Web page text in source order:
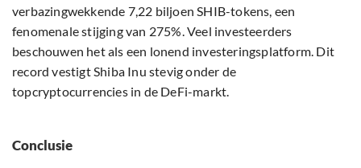
verbazingwekkende 7,22 biljoen SHIB-tokens, een
fenomenale stijging van 275%. Veel investeerders
beschouwen het als een lonend investeringsplatform. Dit
record vestigt Shiba Inu stevig onder de
topcryptocurrencies in de DeFi-markt.
Conclusie